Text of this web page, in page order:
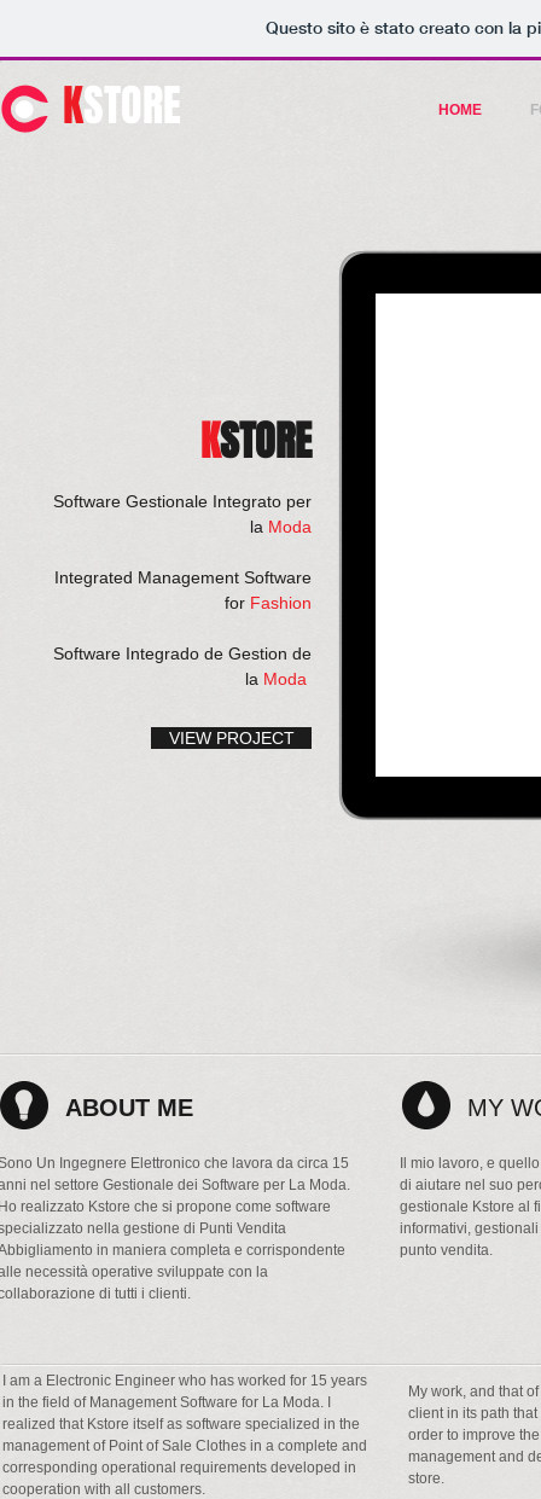
Questo sito è stato creato con la
KSTORE
VIEW PROJECT
KSTORE
Software Gestionale Integrato per
la Moda
Integrated Management Software
for Fashion
Software Integrado de Gestion de
la Moda
ABOUT ME
Un Ingegnere Elettronico che lavora da circa 15
nel settore Gestionale dei Software per La Moda.
realizzato Kstore che si propone come software
nella gestione di Punti Vendita
in maniera completa e corrispondente
necessità operative sviluppate con la
di tutti i clienti.
MY
Il mio lavoro, e
di aiutare nel suo
gestionale Kstore al
informativi,
punto vendita.
I am a Electronic Engineer who has worked for 15 years
in the field of Management Software for La Moda. I
realized that Kstore itself as software specialized in the
management of Point of Sale Clothes in a complete and
corresponding operational requirements developed in
cooperation with all customers.
My work, and that
client in its path
order to improve
management and
store.
HOME